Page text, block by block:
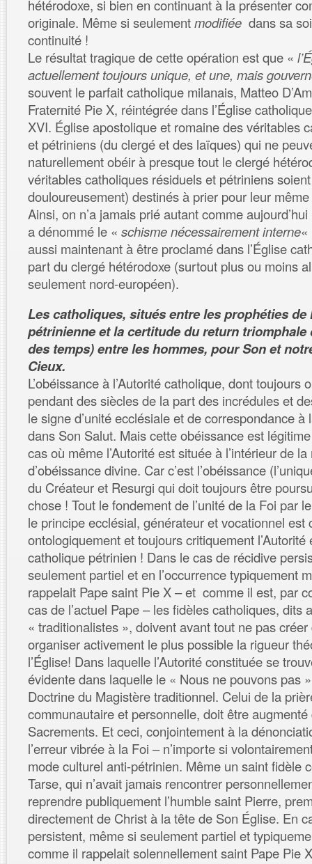
hétérodoxe, si bien en continuant à la présenter
originale. Même si seulementmodifiée dans sa
continuité !
Le résultat tragique de cette opération est que «
actuellement toujours unique, et une, mais
souvent le parfait catholique milanais, Matteo
Fraternité Pie X, réintégrée dans l’Église
XVI. Église apostolique et romaine des véritables
et pétriniens (du clergé et des laïques) qui ne
naturellement obéir à presque tout le clergé
véritables catholiques résiduels et pétriniens
douloureusement) destinés à prier pour leur
Ainsi, on n’a jamais prié autant comme
a dénommé le « schisme nécessairement interne«
aussi maintenant à être proclamé dans l’Église
part du clergé hétérodoxe (surtout plus ou moins
seulement nord-européen).
Les catholiques, situés entre les prophéties de
pétrinienne et la certitude du return triomphale
des temps) entre les hommes, pour Son et
Cieux.
L’obéissance à l’Autorité catholique, dont toujours
pendant des siècles de la part des incrédules et
le signe d’unité ecclésiale et de correspondance à
dans Son Salut. Mais cette obéissance est
cas où même l’Autorité est située à l’intérieur de
d’obéissance divine. Car c’est l’obéissance
du Créateur et Resurgi qui doit toujours être
chose ! Tout le fondement de l’unité de la Foi par
le principe ecclésial, générateur et vocationnel est
ontologiquement et toujours critiquement
catholique pétrinien ! Dans le cas de récidive
seulement partiel et en l’occurrence typiquement
rappelait Pape saint Pie X – et comme il est, par
cas de l’actuel Pape – les fidèles catholiques, dits
« traditionalistes », doivent avant tout ne pas
organiser activement le plus possible la rigueur
l’Église! Dans laquelle l’Autorité constituée se
évidente dans laquelle le « Nous ne pouvons pas
Doctrine du Magistère traditionnel. Celui de la
communautaire et personnelle, doit être
Sacrements. Et ceci, conjointement à la
l’erreur vibrée à la Foi – n’importe si
mode culturel anti-pétrinien. Même un saint fidèle
Tarse, qui n’avait jamais rencontrer
reprendre publiquement l’humble saint Pierre,
directement de Christ à la tête de Son Église. En
persistent, même si seulement partiel et
comme il rappelait solennellement saint Pape Pie